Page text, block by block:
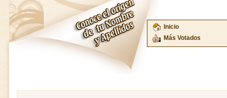
Inicio
Más Votados